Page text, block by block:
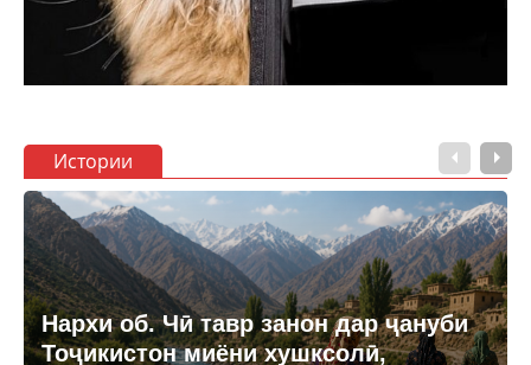
Истории
Нархи об. Чӣ тавр занон дар ҷануби
Тоҷикистон миёни хушксолӣ,